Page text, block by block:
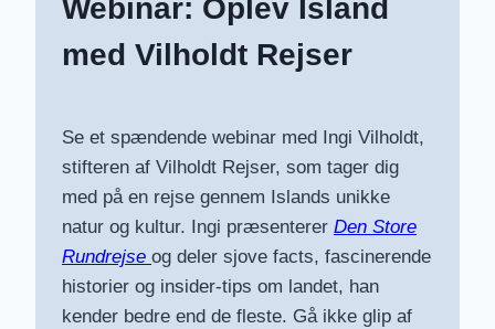
Webinar: Oplev Island
med Vilholdt Rejser
Se et spændende webinar med Ingi Vilholdt,
stifteren af Vilholdt Rejser, som tager dig
med på en rejse gennem Islands unikke
natur og kultur. Ingi præsenterer Den Store
Rundrejse og deler sjove facts, fascinerende
historier og insider-tips om landet, han
kender bedre end de fleste. Gå ikke glip af